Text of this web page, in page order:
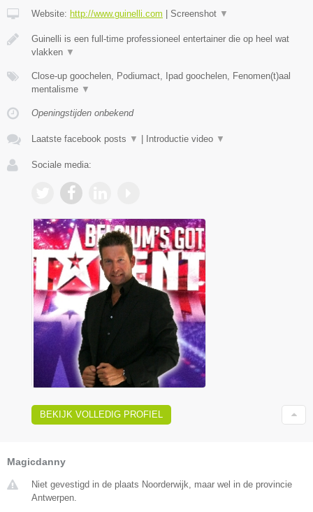
Website: http://www.guinelli.com Screenshot ▼
Guinelli is een full-time professioneel entertainer die op heel wat
vlakken ▼
Close-up goochelen, Podiumact, Ipad goochelen, Fenomen(t)aal
mentalisme ▼
Openingstijden onbekend
Laatste facebook posts ▼ Introductie video ▼
Sociale media:
BEKIJK VOLLEDIG PROFIEL
Magicdanny
Niet gevestigd in de plaats Noorderwijk, maar wel in de provincie
Antwerpen.